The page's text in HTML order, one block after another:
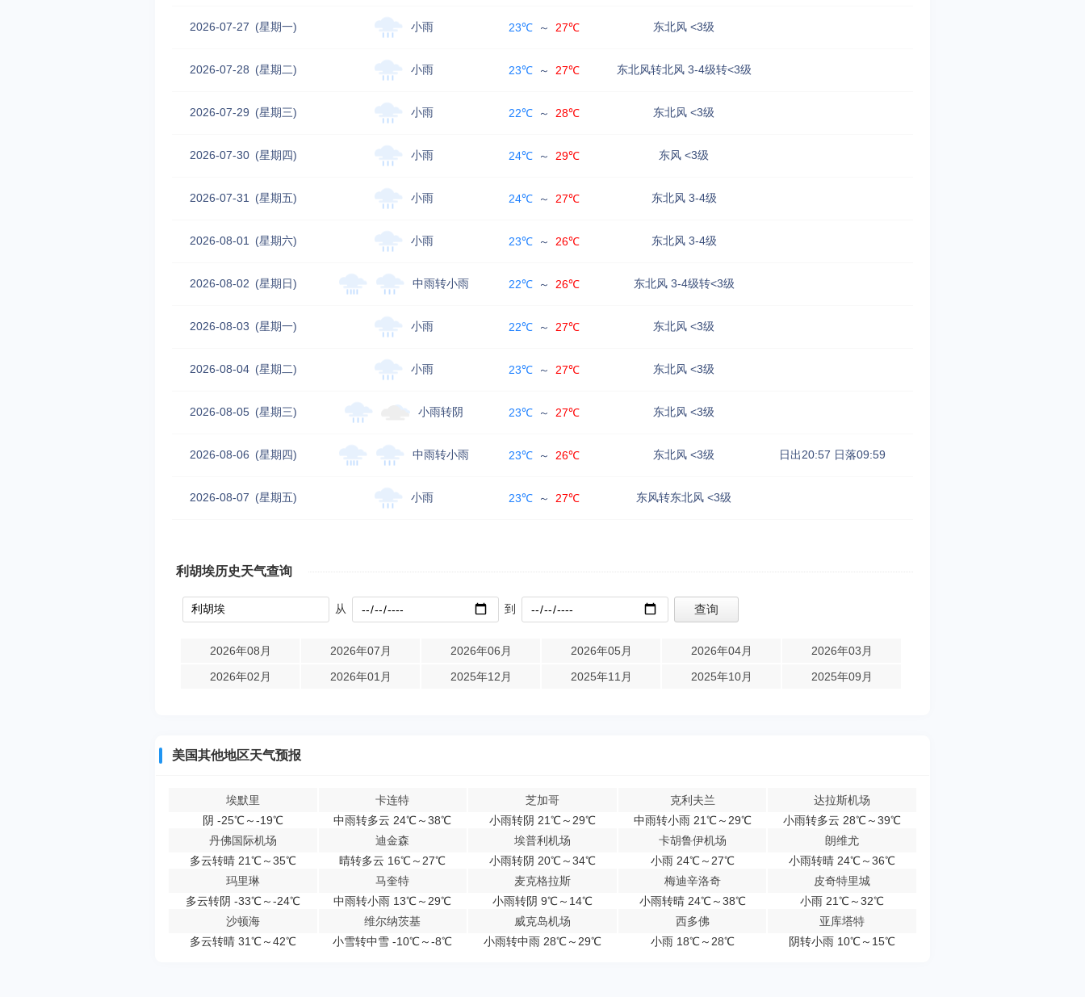
2026-07-27 (星期一) 小雨 23℃ ～ 27℃ 东北风 <3级
2026-07-28 (星期二) 小雨 23℃ ～ 27℃ 东北风转北风 3-4级转<3级
2026-07-29 (星期三) 小雨 22℃ ～ 28℃ 东北风 <3级
2026-07-30 (星期四) 小雨 24℃ ～ 29℃ 东风 <3级
2026-07-31 (星期五) 小雨 24℃ ～ 27℃ 东北风 3-4级
2026-08-01 (星期六) 小雨 23℃ ～ 26℃ 东北风 3-4级
2026-08-02 (星期日) 中雨转小雨 22℃ ～ 26℃ 东北风 3-4级转<3级
2026-08-03 (星期一) 小雨 22℃ ～ 27℃ 东北风 <3级
2026-08-04 (星期二) 小雨 23℃ ～ 27℃ 东北风 <3级
2026-08-05 (星期三) 小雨转阴 23℃ ～ 27℃ 东北风 <3级
2026-08-06 (星期四) 中雨转小雨 23℃ ～ 26℃ 东北风 <3级 日出20:57 日落09:59
2026-08-07 (星期五) 小雨 23℃ ～ 27℃ 东风转东北风 <3级
利胡埃历史天气查询
从 到
2026年08月 2026年07月 2026年06月 2026年05月 2026年04月
2026年03月
2026年02月
2026年01月 2025年12月 2025年11月 2025年10月 2025年09月
美国其他地区天气预报
埃默里
阴 -25℃～-19℃
卡连特
中雨转多云 24℃～38℃
芝加哥
小雨转阴 21℃～29℃
克利夫兰
中雨转小雨 21℃～29℃
达拉斯机场
小雨转多云 28℃～39℃
丹佛国际机场
多云转晴 21℃～35℃
迪金森
晴转多云 16℃～27℃
埃普利机场
小雨转阴 20℃～34℃
卡胡鲁伊机场
小雨 24℃～27℃
朗维尤
小雨转晴 24℃～36℃
玛里琳
多云转阴 -33℃～-24℃
马奎特
中雨转小雨 13℃～29℃
麦克格拉斯
小雨转阴 9℃～14℃
梅迪辛洛奇
小雨转晴 24℃～38℃
皮奇特里城
小雨 21℃～32℃
沙顿海
多云转晴 31℃～42℃
维尔纳茨基
小雪转中雪 -10℃～-8℃
威克岛机场
小雨转中雨 28℃～29℃
西多佛
小雨 18℃～28℃
亚库塔特
阴转小雨 10℃～15℃